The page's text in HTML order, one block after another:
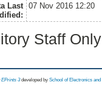
Last
07 Nov 2016 12:20
Staff
EPrints 3 developed by School of Electronics